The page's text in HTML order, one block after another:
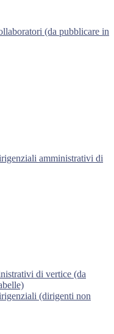
(da pubblicare in
amministrativi di
di vertice (da
(dirigenti non